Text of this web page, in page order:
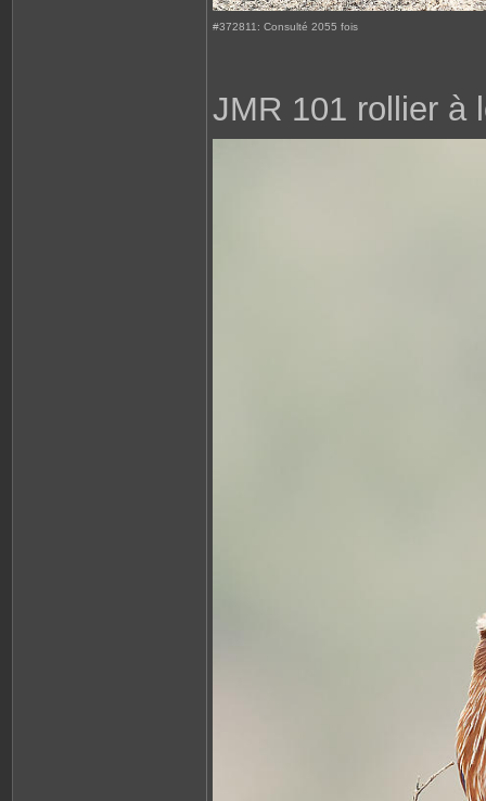
#372811: Consulté 2055 fois
JMR 101 rollier à